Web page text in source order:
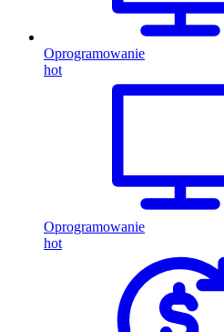
Oprogramowanie
hot
Oprogramowanie
hot